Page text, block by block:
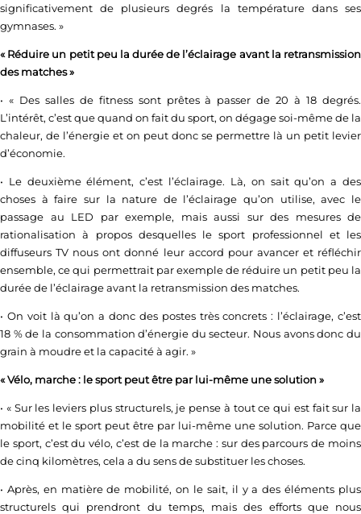
significativement de plusieurs degrés la température dans ses
gymnases. »
« Réduire un petit peu la durée de l’éclairage avant la retransmission
des matches »
• « Des salles de fitness sont prêtes à passer de 20 à 18 degrés.
L’intérêt, c’est que quand on fait du sport, on dégage soi-même de la
chaleur, de l’énergie et on peut donc se permettre là un petit levier
d’économie.
• Le deuxième élément, c’est l’éclairage. Là, on sait qu’on a des
choses à faire sur la nature de l’éclairage qu’on utilise, avec le
passage au LED par exemple, mais aussi sur des mesures de
rationalisation à propos desquelles le sport professionnel et les
diffuseurs TV nous ont donné leur accord pour avancer et réfléchir
ensemble, ce qui permettrait par exemple de réduire un petit peu la
durée de l’éclairage avant la retransmission des matches.
• On voit là qu’on a donc des postes très concrets : l’éclairage, c’est
18 % de la consommation d’énergie du secteur. Nous avons donc du
grain à moudre et la capacité à agir. »
« Vélo, marche : le sport peut être par lui-même une solution »
• « Sur les leviers plus structurels, je pense à tout ce qui est fait sur la
mobilité et le sport peut être par lui-même une solution. Parce que
le sport, c’est du vélo, c’est de la marche : sur des parcours de moins
de cinq kilomètres, cela a du sens de substituer les choses.
• Après, en matière de mobilité, on le sait, il y a des éléments plus
structurels qui prendront du temps, mais des efforts que nous